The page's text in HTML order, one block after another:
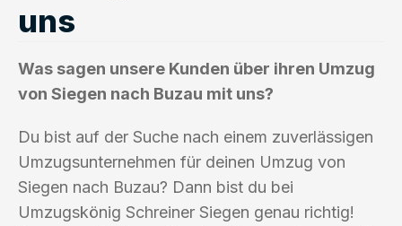
uns
Was sagen unsere Kunden über ihren Umzug
von Siegen nach Buzau mit uns?
Du bist auf der Suche nach einem zuverlässigen
Umzugsunternehmen für deinen Umzug von
Siegen nach Buzau? Dann bist du bei
Umzugskönig Schreiner Siegen genau richtig!